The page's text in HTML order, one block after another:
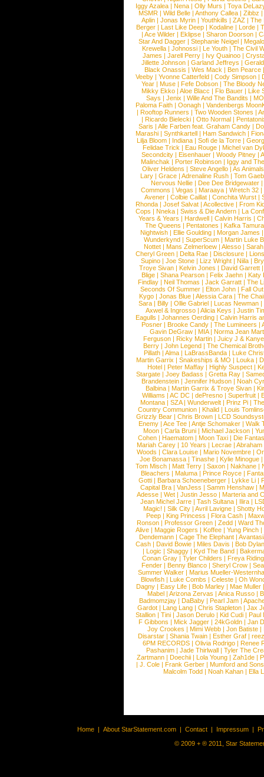
Iggy Azalea | Nena | Olly Murs | Toya
MSMR |Wild Belle |Anthony Callea |Zibbz
Aplin | Jonas Myrin | Youthkills | ZAZ | The
Berger |Last Like Deep |Kodaline |Lorde |
|Ace Wilder |Eklipse |Sharon Doorson |
Star And Dagger | Stephanie Neigel |
Krewella | Johnossi | Le Youth | The Civil
James | Jarell Perry | Ivy Quainoo |
Jillette Johnson | Garland Jeffreys |
Black Onassis | Wes Mack | Ben Pearce
Veeby | Yvonne Catterfeld | Cody Simpson |
Year |Muse |Fefe Dobson |The Bloody
Mikky Ekko | Aloe Blacc | Flo Bauer | Like
Says | Jenix | Wille And The Bandits | MO
Paloma Faith |Oonagh |Vandenbergs
|Rooftop Runners |Two Wooden Stones |
| Ricardo Bielecki | Otto Normal |
Saris | Alle Farben feat. Graham Candy |
Marashi | Synthkartell | Ham Sandwich |
Lilja Bloom | Indiana | Sofi de la Torre |
Felidae Trick | Eau Rouge | Michel van
Secondcity |Eisenhauer |Woody Pitney |
Malinchak |Porter Robinson | Iggy and
Oliver Heldens |Steve Angello |As Animals
Lary | Grace | Adrenaline Rush | Tom
Nervous Nellie | Dee Dee Bridgewater |
Commons |Vegas |Maraaya |Wretch 32 |
Avener | Colbie Caillat | Conchita Wurst |
Rhonda | Josef Salvat | Acollective | From
Cops | Nneka | Swiss & Die Andern | La
Years & Years |Hardwell |Calvin Harris |
The Queens | Pentatones | Kafka Tamura
Nightwish |Ellie Goulding |Morgan James
Wunderkynd | SuperScum | Martin Luke
Nottet |Mans Zelmerloew |Alesso |
Cheryl Green |Delta Rae |Disclosure |
Supino |Joe Stone |Lizz Wright |Niila |
Troye Sivan | Kelvin Jones | David Garrett
Blige | Shana Pearson | Felix Jaehn | Katy
Findlay |Neil Thomas |Jack Garratt |The
Seconds Of Summer |Elton John |Fall
Kygo |Jonas Blue |Alessia Cara |The
Sara |Billy |Ollie Gabriel |Lucas Newman |
Axwel & Ingrosso | Alicia Keys | Justin
Eagulls |Johannes Oerding |Calvin Harris
Posner |Brooke Candy |The Lumineers |
Gavin DeGraw | MIA| Norma Jean
Ferguson | Ricky Martin | Juicy J &
Berry | John Legend | The Chemical
Pillath |Alma |LaBrassBanda |Luke
Martin Garrix | Snakeships & MO | Louka |
Hotel | Peter Maffay | Highly Suspect |
Stargate |Joey Badass |Gretta Ray |
Brandenstein |Jennifer Hudson |Noah
Balbina | Martin Garrix & Troye Sivan |
Williams |AC DC |dePresno |Superfruit |
Montana |SZA|Wunderwelt |Prinz Pi |
Country Communion | Khalid | Louis
Grizzly Bear | Chris Brown | LCD
Enemy | Ace Tee | Antje Schomaker | Walk
Moon |Carla Bruni |Michael Jackson |
Cohen |Haematom |Moon Taxi |Die
Mariah Carey | 10 Years | Lecrae | Abraham
Woods |Clara Louise |Mario Novembre |
Joe Bonamassa | Tinashe | Kylie Minogue |
Tom Misch |Matt Terry |Saxon |Nakhane |
Bleachers | Maluma | Prince Royce |
Gotti |Barbara Schoeneberger |Lykke Li |
Capital Bra |VanJess |Samm Henshaw |
Adesse |Wet |Justin Jesso |Marteria and
Jean Michel Jarre |Tash Sultana | Ilira |
Magic! | Silk City | Avril Lavigne | Shotty
Peep |King Princess |Flora Cash |
Ronson |Professor Green |Zedd |Ward
Alive |Maggie Rogers |Koffee |Yung Pinch |
Dendemann |Cage The Elephant |
Cash | David Bowie | Miles Davis | Bob Dylan
|Logic |Shaggy |Kyd The Band |
Conan Gray |Tyler Childers |Freya
Fender |Benny Blanco |Sheryl Crow |
Summer Walker |Marius Mueller-
Blowfish | Luke Combs | Celeste | Oh
Dagny |Easy Life |Bob Marley |Mae Muller
Mabel |Arizona Zervas |Anica Russo |
Badmomzjay |DaBaby |Pearl Jam |
Gardot | Lang Lang | Chris Stapleton | Jax
Stallion |Tini |Jason Derulo |Kid Cudi |Paul
F Gibbons | Mick Jagger | 24kGoldn | Jan
Joy Crookes | Mimi Webb | Jon Batiste |
Disarstar | Shania Twain | Esther Graf |
6PM RECORDS | Olivia Rodrigo | Renee
Pashanim |Jade Thirlwall |Tyler The
Zartmann | Doechii | Lola Young | Zah1de |
| J. Cole | Frank Gerber | Mumford and Sons
Malcolm Todd | Noah Kahan | Ella
Home | About StarStatement.com | Contact | Impressum |
© 2009 + ® 2011, Star